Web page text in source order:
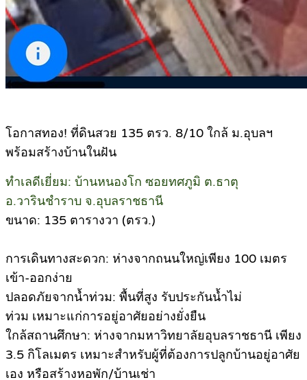
โอกาสทอง! ที่ดินสวย 135 ตรว. 8/10 ใกล้ ม.อุบลฯ
พร้อมสร้างบ้านในฝัน
ทำเลดีเยี่ยม: บ้านหนองโก ซอยทศภูมิ ต.ธาตุ
อ.วารินชำราบ จ.อุบลราชธานี
ขนาด: 135 ตารางวา (ตรว.)
การเดินทางสะดวก: ห่างจากถนนใหญ่เพียง 100 เมตร
เข้า-ออกง่าย
ปลอดภัยจากน้ำท่วม: พื้นที่สูง รับประกันน้ำไม่
ท่วม เหมาะแก่การอยู่อาศัยอย่างยั่งยืน
ใกล้สถานศึกษา: ห่างจากมหาวิทยาลัยอุบลราชธานี เพียง
3.5 กิโลเมตร เหมาะสำหรับผู้ที่ต้องการปลูกบ้านอยู่อาศัย
เอง หรือสร้างหอพัก/บ้านเช่า